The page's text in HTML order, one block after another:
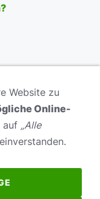
Website zu
Online-
auf „Alle